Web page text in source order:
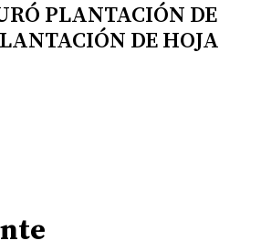
PLANTACIÓN DE
DE HOJA